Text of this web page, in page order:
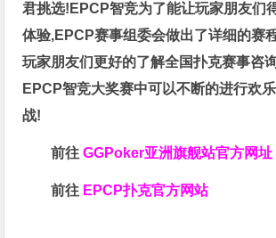
君挑选!EPCP智竞为了能让玩家朋友们
体验,EPCP赛事组委会做出了详细的赛
玩家朋友们更好的了解全国扑克赛事咨
EPCP智竞大奖赛中可以不断的进行欢
战!
前往GGPoker亚洲旗舰站官方网址
前往 EPCP扑克官方网站